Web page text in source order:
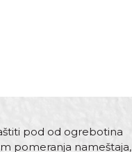
pod od ogrebotina
pomeranja nameštaja,